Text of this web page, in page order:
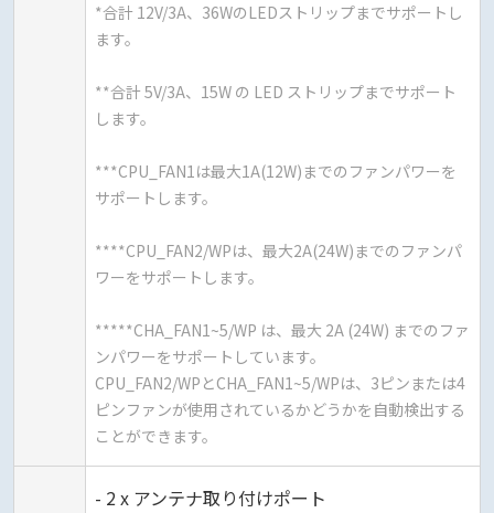
*合計 12V/3A、36WのLEDストリップまでサポートし
ます。
**合計 5V/3A、15W の LED ストリップまでサポート
します。
***CPU_FAN1は最大1A(12W)までのファンパワーを
サポートします。
****CPU_FAN2/WPは、最大2A(24W)までのファンパ
ワーをサポートします。
*****CHA_FAN1~5/WP は、最大 2A (24W) までのファ
ンパワーをサポートしています。
CPU_FAN2/WPとCHA_FAN1~5/WPは、3ピンまたは4
ピンファンが使用されているかどうかを自動検出する
ことができます。
- 2 x アンテナ取り付けポート